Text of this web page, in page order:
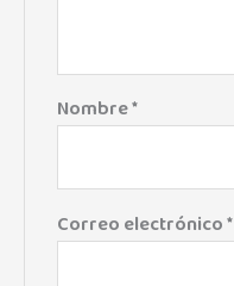
Nombre*
Correo electrónico*